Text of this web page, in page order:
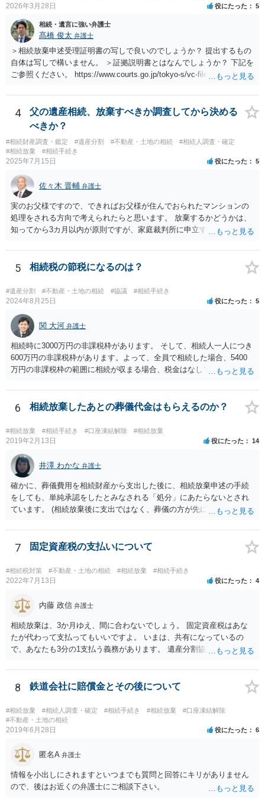
2026年3月28日 役にたった 5
相続・遺言に強い弁護士
髙橋 俊太 弁護士
＞相続放棄申述受理証明書の写しで良いのでしょうか？ 提出するもの
自体は写しで構いません。 ＞証拠説明書とはなんでしょうか？ 下記を
ご参照ください。 https://www.courts.go.jp/tokyo-s/vc-files/tokyo-s/file/
4
父の遺産相続、放棄すべきか調査してから決める
べきか？
#相続財産調査・鑑定 #遺産分割 #不動産・土地の相続
#相続人調査・確定
#相続放棄
#相続手続き
2025年7月15日 役にたった 5
佐々木 晋輔 弁護士
実のお父様ですので、できればお父様が住んでおられたマンションの
処理をされる方向で考えられたらと思います。 放棄するかどうかは、
知ってから3カ月以内が原則ですが、家庭裁判所に申立すれば3カ月の
放棄するかどうか決めることができます。 銀行やサラ金が数年も放置
することはありませんので、数年後に借金が発見される可能性はほぼ
ありません。 なお、私が扱った相続放棄を検討していた案件で、期間
伸長して調査したところ、サラ金に対する過払金など相当な財産が見
つかったため相続したという事例がありました。
5 相続税の節税になるのは？
#遺産分割 #不動産・土地の相続 #協議 #相続手続き
2024年8月25日 役にたった 5
関 大河 弁護士
相続時に3000万円の非課税枠があります。 そして、相続人一人につき
600万円の非課税枠があります。よって、全員で相続した場合、5400
万円の非課税枠の範囲に相続が収まる場合、税金はなしです。 一人が
範囲となります。 一般的には、全員で相続する方が税金はお得です。
また、全員で相続しても、話し合いの結果、親がすべて相続と決める
こともできます。この場合でも相続の非課税枠は、全員で相続した540
0万円分使えます。 父が亡くなり、母が全部相続すると、母から三人
で相続する際は、4800万円が非課税枠となります。 そうすると、母が
亡くなってから相続すると、両親のどちらかが亡くなってから相続す
るより非課税の枠が減少します。 計画的に相続をするのがおすすめと
いうことになります。これ以外にも気をつける点はあるかもしれませ
んので、一度相談して想定するのがおすすめと思います。
6 相続放棄したあとの葬儀代金はもらえるのか？
#相続放棄 #相続手続き #口座凍結解除 #相続放棄
2019年2月13日 役にたった 14
井澤 わかな 弁護士
確かに、葬儀費用を相続財産から支出した後に、相続放棄申述の手続
をしても、単純承認をしたとみなされる「処分」にあたらないとされ
ています。 (相続放棄後に支出ではなく、葬儀の方が先に来るのが通常
述の手続ということだと思いますが) ただ、葬儀費用ならいくらでもよ
いということではなく、身分相応の、社会的儀式として当然認められ
る程度の金額に留まると考えた方がよいです。 もし、相続人の皆さん
に葬儀費用を支出する経済力がなく、質素な葬儀を行った費用であれ
ば相続財産から支出しても単純承認と認められない可能性が高いの
7 固定資産税の支払いについて
#相続税対策 #不動産・土地の相続 #相続放棄 #相続手続き
2022年7月13日 役にたった 4
内藤 政信 弁護士
相続放棄は、3か月ゆえ、間に合わないでしょう。 固定資産税はあな
たが代わって支払ってもいいですよ。 いまは、共有になっているの
で、あなたも3分の1支払う義務があります。 遺産分割協議をして、不
払い義務があります。
8 鉄道会社に賠償金とその後について
#相続放棄 #相続人調査・確定 #相続手続き #相続放棄
#口座凍結解除
#不動産・土地の相続
2019年6月28日 役にたった 6
匿名A 弁護士
情報を小出しにされますといつまでも質問と回答にキリがありません
ので、後はお近くの弁護士にご相談下さい。